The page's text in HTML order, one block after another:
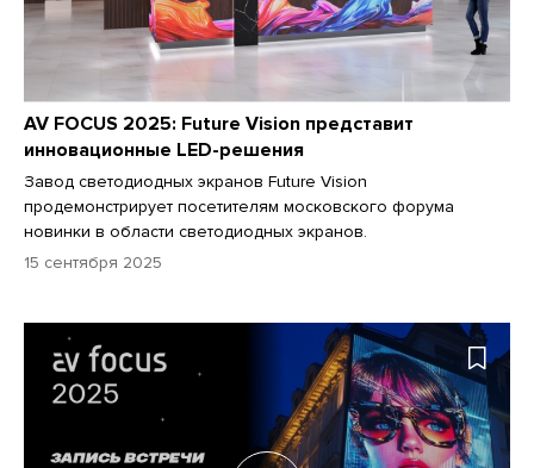
AV FOCUS 2025: Future Vision представит
инновационные LED-решения
Завод светодиодных экранов Future Vision
продемонстрирует посетителям московского форума
новинки в области светодиодных экранов.
15 сентября 2025